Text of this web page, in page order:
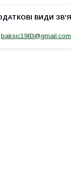
baksic1983@gmail.com